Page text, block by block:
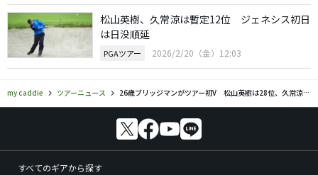
松山英樹、久常涼は暫定12位 ジェネシス初日
は日没順延
PGAツアー 2026/2/20（金）12:03
my caddie ツアーニュース 26歳ブリッジマンがツアー初V 松山英樹は28位、久常涼は45位
すべてのギアから探す